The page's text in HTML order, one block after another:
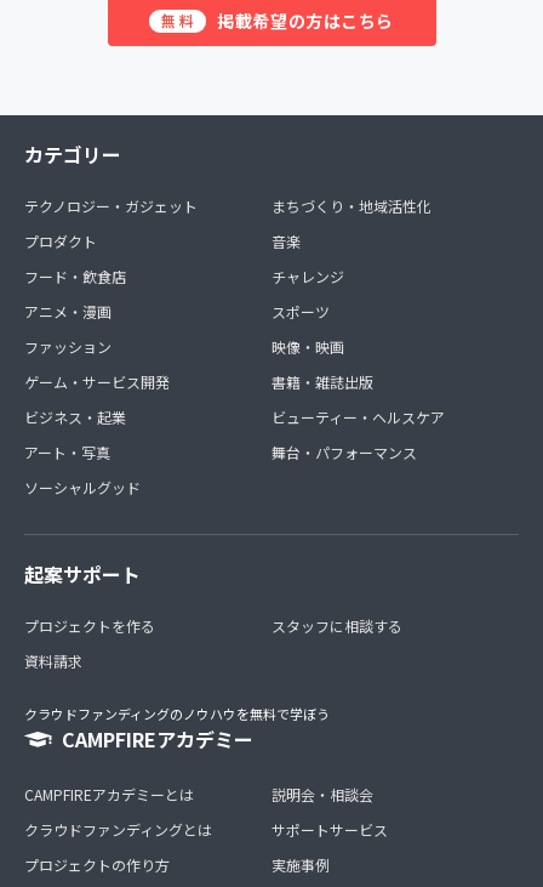
無料 掲載希望の方はこちら
カテゴリー
テクノロジー・ガジェット
プロダクト
フード・飲食店
アニメ・漫画
ファッション
ゲーム・サービス開発
ビジネス・起業
アート・写真
ソーシャルグッド
まちづくり・地域活性化
音楽
チャレンジ
スポーツ
映像・映画
書籍・雑誌出版
ビューティー・ヘルスケア
舞台・パフォーマンス
起案サポート
プロジェクトを作る
資料請求
スタッフに相談する
クラウドファンディングのノウハウを無料で学ぼう
CAMPFIREアカデミー
CAMPFIREアカデミーとは
クラウドファンディングとは
プロジェクトの作り方
説明会・相談会
サポートサービス
実施事例